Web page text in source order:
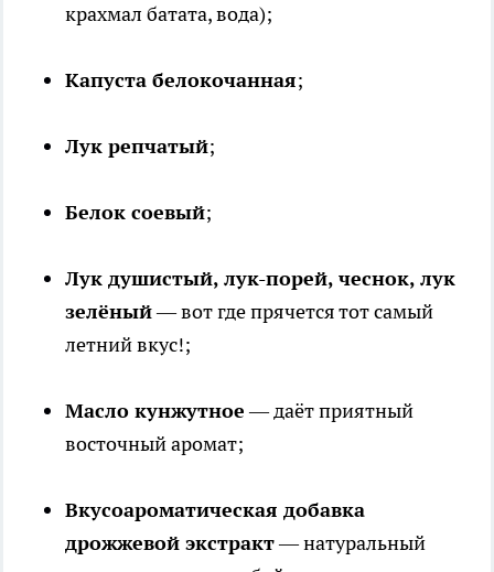
крахмал батата, вода);
Капуста белокочанная;
Лук репчатый;
Белок соевый;
Лук душистый, лук-порей, чеснок, лук
зелёный— вот где прячется тот самый
летний вкус!;
Масло кунжутное— даёт приятный
восточный аромат;
Вкусоароматическая добавка
дрожжевой экстракт— натуральный